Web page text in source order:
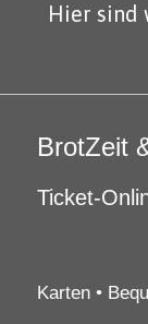
Hier sind
BrotZeit
Ticket-
Karten •